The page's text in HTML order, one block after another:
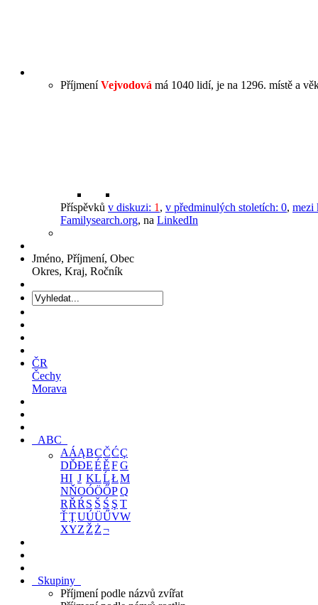
PříjmeníVejvodová má 1040 lidí, je na 1296. místě a
Příspěvků v diskuzi: 1 , v předminulých stoletích: 0, mezi
Familysearch.org, na LinkedIn
Jméno, Příjmení, Obec
Okres, Kraj, Ročník
ČR
Čechy
Morava
ABC
AÁĄBCČĆÇ
DĎĐEÉĚFG
HI J KLĹŁM
NŇOÓÖŐPQ
RŘŔ S Š Ś Ş T
ŤŢUÚÜŰVW
XYZ Ž Ż¬
Skupiny
Příjmení podle názvů zvířat